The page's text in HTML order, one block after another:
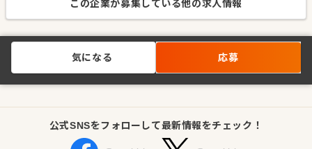
この企業が募集している他の求人情報
気になる 応募
公式SNSをフォローして最新情報をチェック！